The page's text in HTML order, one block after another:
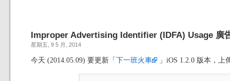
Improper Advertising Identifier (IDFA) Usage 廣
星期五, 9 5 月, 2014
今天 (2014.05.09) 要更新「下一班火車 」iOS 1.2.0 版本，